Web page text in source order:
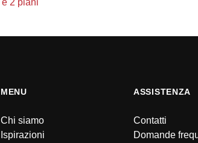
MENU
Chi siamo
Ispirazioni
ASSISTENZA
Contatti
Domande